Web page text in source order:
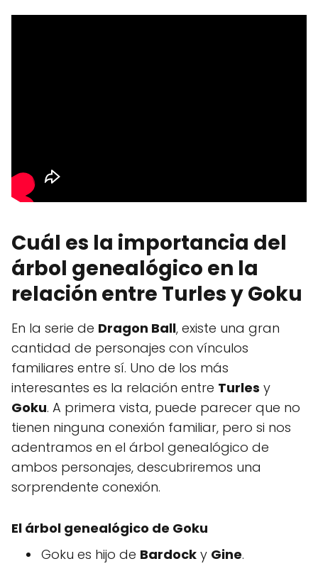
Cuál es la importancia del
árbol genealógico en la
relación entre Turles y Goku
En la serie de Dragon Ball, existe una gran
cantidad de personajes con vínculos
familiares entre sí. Uno de los más
interesantes es la relación entre Turles y
Goku. A primera vista, puede parecer que no
tienen ninguna conexión familiar, pero si nos
adentramos en el árbol genealógico de
ambos personajes, descubriremos una
sorprendente conexión.
El árbol genealógico de Goku
Goku es hijo de Bardock y Gine.